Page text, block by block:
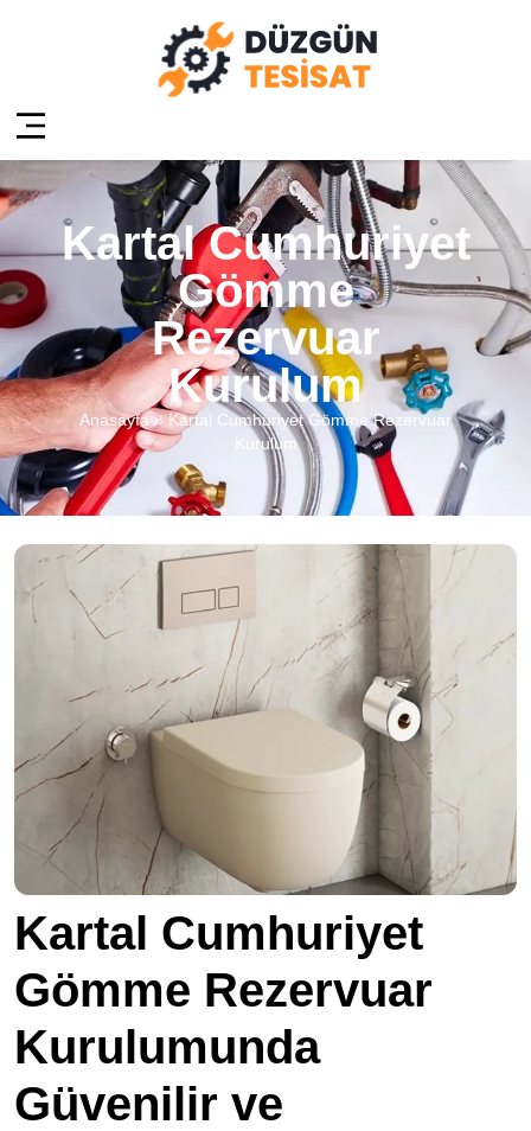
Kartal Cumhuriyet
Gömme
Rezervuar
Kurulum
Anasayfa »Kartal Cumhuriyet Gömme Rezervuar
Kurulum
Kartal Cumhuriyet
Gömme Rezervuar
Kurulumunda
Güvenilir ve